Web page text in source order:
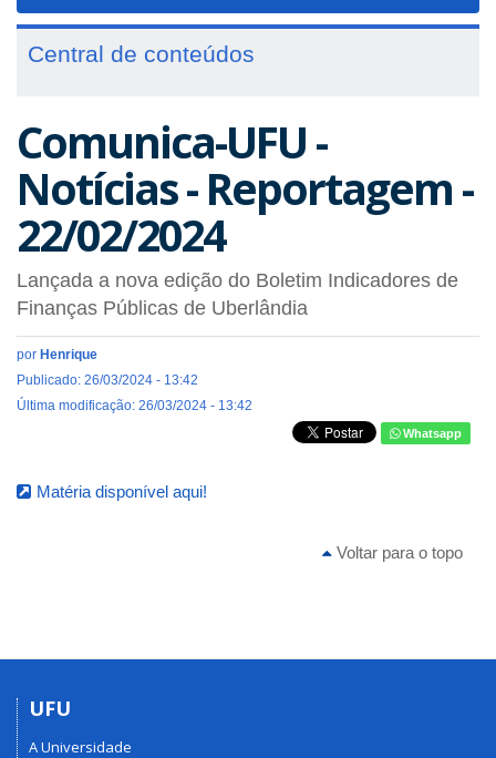
Central de conteúdos
Comunica-UFU -
Notícias - Reportagem -
22/02/2024
Lançada a nova edição do Boletim Indicadores de
Finanças Públicas de Uberlândia
por Henrique
Publicado: 26/03/2024 - 13:42
Última modificação: 26/03/2024 - 13:42
Whatsapp
Matéria disponível aqui!
Voltar para o topo
UFU
A Universidade